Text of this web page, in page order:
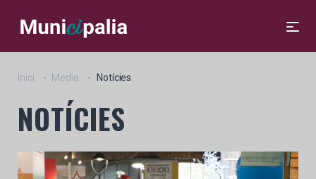
Inici Media Notícies
NOTÍCIES